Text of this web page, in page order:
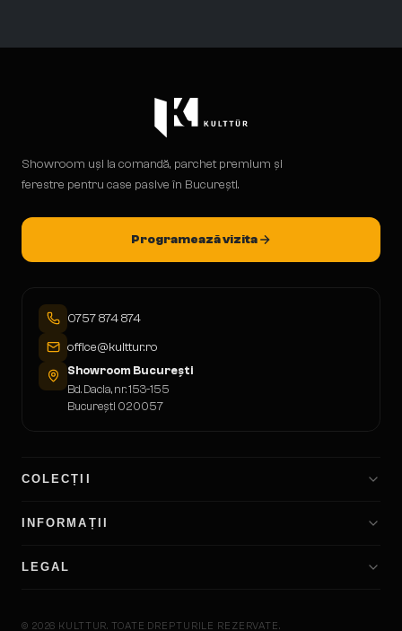
Showroom uși la comandă, parchet premium și
ferestre pentru case pasive în București.
Programează vizita
0757 874 874
office@kulttur.ro
Showroom București
Bd. Dacia, nr. 153-155
București 020057
COLECȚII
INFORMAȚII
LEGAL
© 2026 KULTTUR. TOATE DREPTURILE REZERVATE.